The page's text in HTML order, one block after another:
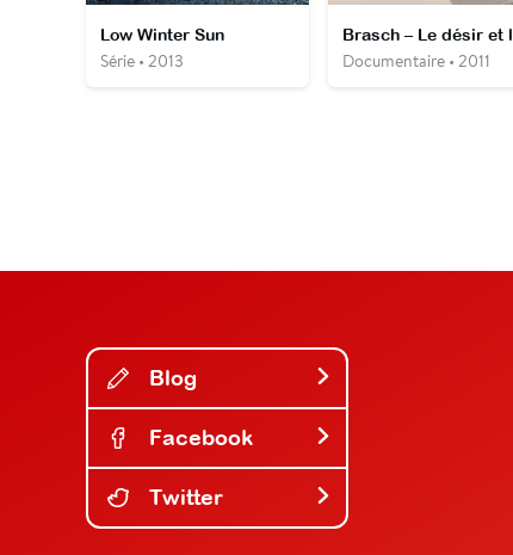
Low Winter Sun
Série • 2013 Documentaire • 2011
Blog
Facebook
Twitter